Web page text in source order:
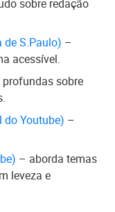
sobre redação
de S.Paulo) –
acessível.
sobre
do Youtube) –
– aborda temas
leveza e